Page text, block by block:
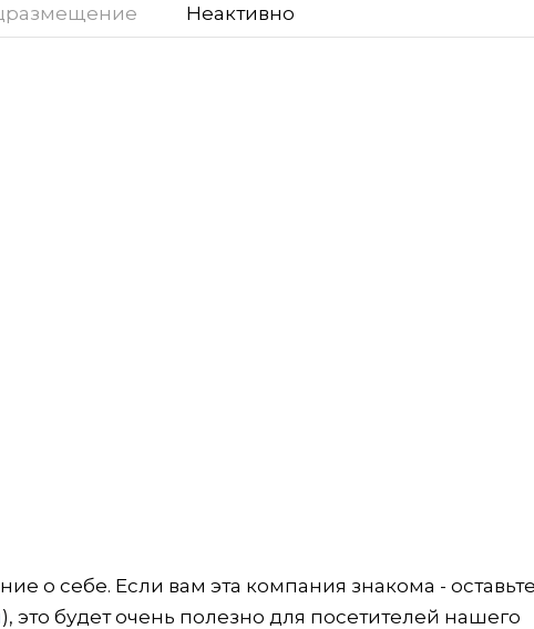
Неактивно
о себе. Если вам эта компания знакома -
), это будет очень полезно для посетителей нашего